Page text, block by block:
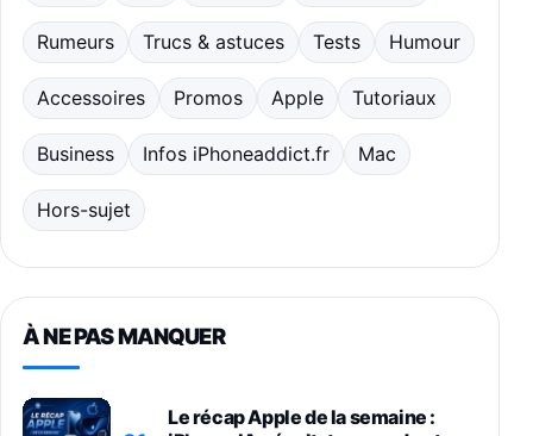
Rumeurs Trucs & astuces Tests Humour
Accessoires Promos Apple Tutoriaux
Business Infos iPhoneaddict.fr Mac
Hors-sujet
À NE PAS MANQUER
Le récap Apple de la semaine :